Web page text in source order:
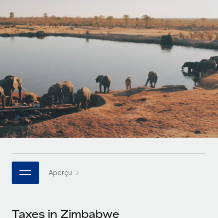
Intégrez et gérez vos freelances partout dans le monde
PEO
Sous-traitez les opérations complexes liées à l’emploi
INFRASTRUCTURE
Intégration Remote
Intégrez vos RH aux flux de travail en toute simplicité
Plateforme
Des fonctions RH clés intégrées pour votre équipe
Connectez n'importe quel outil d’IA à Remote grâce à
notre MCP
Rationalisez vos processus avec des outils essentiels
Examinez notre service par rapport aux autres
Des solutions agiles et internationales pour les RH et la
paie des entreprises en pleine croissance
Entreprises intermédiaires
Développez vos équipes avec des solutions RH sur
mesure
Entreprise
Les RH à l’international pour les grandes entreprises
Partenaires stratégiques de la tech
Calculateur de paiement des freelances
Découvrez les devises disponibles et les vitesses de
paiement pour vos freelances internationaux
APPRENDRE AVEC REMOTE
Recherche et guides
Études de cas
Checklists et modèles
Descriptions de postes
Nederlands
Français
Español
Italiano
Português (Portugal)
日本語
한국어
Connexion
Aperçu
Taxes in Zimbabwe